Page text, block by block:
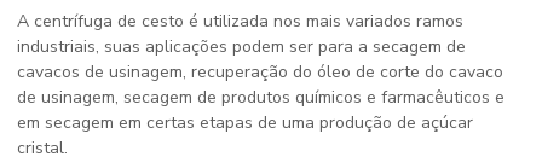
A centrífuga de cesto é utilizada nos mais variados ramos
industriais, suas aplicações podem ser para a secagem de
cavacos de usinagem, recuperação do óleo de corte do cavaco
de usinagem, secagem de produtos químicos e farmacêuticos e
em secagem em certas etapas de uma produção de açúcar
cristal.